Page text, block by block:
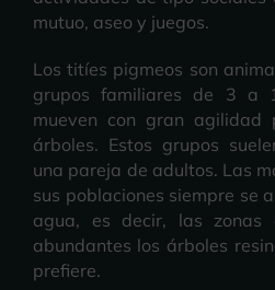
mutuo, aseo y juegos.
Los titíes pigmeos son
grupos familiares de 3 a
mueven con gran
árboles. Estos grupos
una pareja de adultos. Las
sus poblaciones siempre se
agua, es decir, las
abundantes los árboles
prefiere.